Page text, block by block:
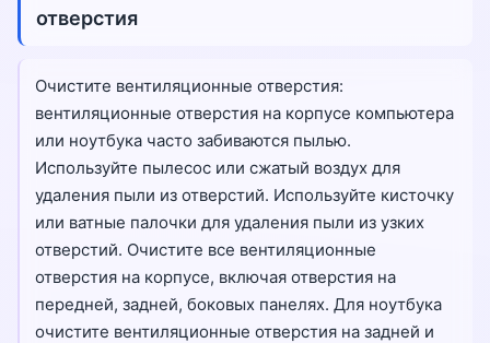
отверстия
Очистите вентиляционные отверстия:
вентиляционные отверстия на корпусе компьютера
или ноутбука часто забиваются пылью.
Используйте пылесос или сжатый воздух для
удаления пыли из отверстий. Используйте кисточку
или ватные палочки для удаления пыли из узких
отверстий. Очистите все вентиляционные
отверстия на корпусе, включая отверстия на
передней, задней, боковых панелях. Для ноутбука
очистите вентиляционные отверстия на задней и